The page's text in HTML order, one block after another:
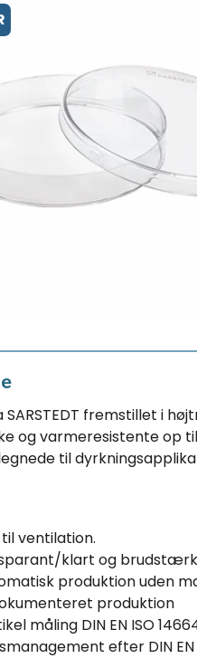
SARSTEDT fremstillet i
og varmeresistente op til
til
ventilation.
klart og
produktion uden
produktion
måling DIN EN ISO
efter DIN EN